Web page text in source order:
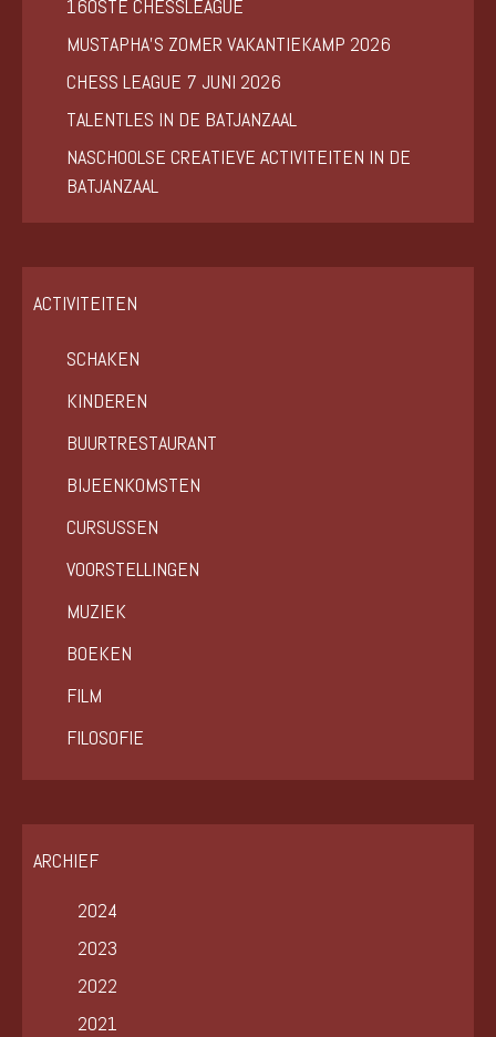
160STE CHESSLEAGUE
MUSTAPHA’S ZOMER VAKANTIEKAMP 2026
CHESS LEAGUE 7 JUNI 2026
TALENTLES IN DE BATJANZAAL
NASCHOOLSE CREATIEVE ACTIVITEITEN IN DE
BATJANZAAL
ACTIVITEITEN
SCHAKEN
KINDEREN
BUURTRESTAURANT
BIJEENKOMSTEN
CURSUSSEN
VOORSTELLINGEN
MUZIEK
BOEKEN
FILM
FILOSOFIE
ARCHIEF
2024
2023
2022
2021